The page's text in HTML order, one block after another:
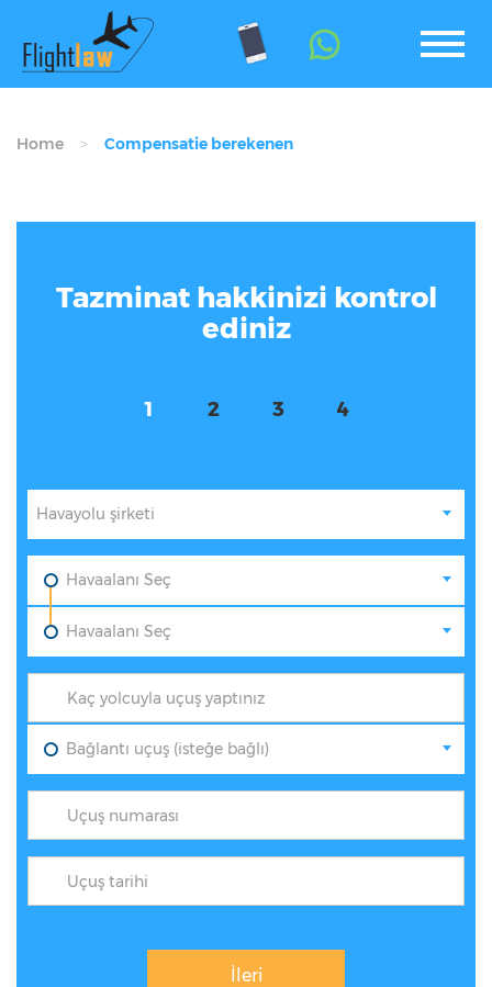
Home Compensatie berekenen
Tazminat hakkinizi kontrol
ediniz
1 2 3 4
Havayolu şirketi
Havaalanı Seç
Havaalanı Seç
Bağlantı uçuş (isteğe bağlı)
İleri